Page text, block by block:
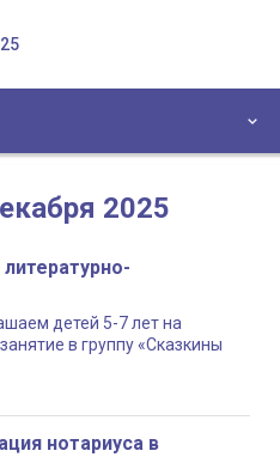
2025
детей 5-7 лет на
в группу «Сказкины
нотариуса в